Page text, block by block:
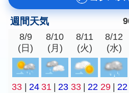
週間天気
8/9
(日)
8/10
(月)
8/11
(火)
8/12
(水)
33 24 31 23 33 22 29 22